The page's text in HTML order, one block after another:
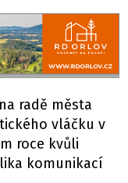
radě města
vláčku v
roce kvůli
komunikací